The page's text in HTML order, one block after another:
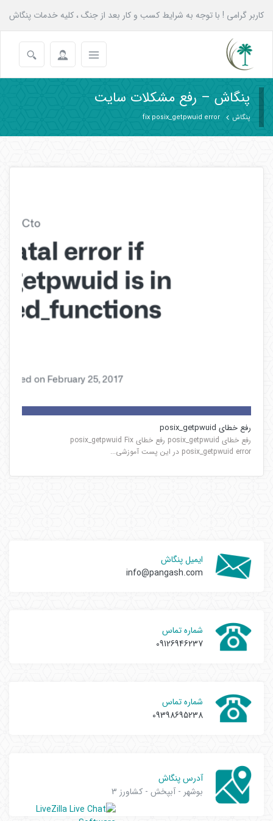
کاربر گرامی ! با توجه به شرایط کسب و کار بعد از جنگ ، کلیه خدمات پنگاش
به همه عزیزان تا پایان شهریور با 20 درصد تخفیف انجام می شود.
پنگاش – رفع مشکلات سایت
پنگاش fix posix_getpwuid error
رفع خطای posix_getpwuid
رفع خطای posix_getpwuid رفع خطای posix_getpwuid Fix
posix_getpwuid error در این پست آموزشی...
ایمیل پنگاش
info@pangash.com
شماره تماس
09126946237
شماره تماس
09398695238
آدرس پنگاش
بوشهر - آبپخش - کشاورز 3